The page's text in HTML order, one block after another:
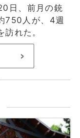
日、前月の銃
750人が、4週
れた。
>